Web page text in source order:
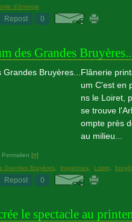
d'énergie
Repost 0
des Grandes
Flânerie
um C'est en
ns le Loiret,
se trouve
ompte près
au milieu...
Permalien [#]
Grandes Bruyères Ingrannes Loiret
Repost 0
le spectacle au